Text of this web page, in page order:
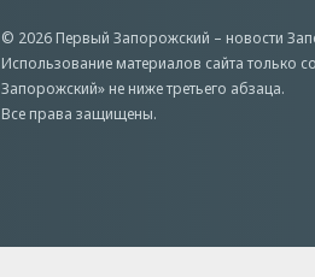
© 2026 Первый Запорожский – новости
Использование материалов сайта только
Запорожский» не ниже третьего абзаца.
Все права защищены.